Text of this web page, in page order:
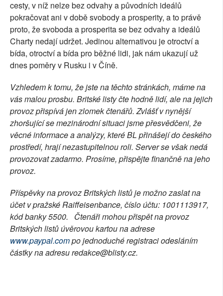
cesty, v níž nelze bez odvahy a původních ideálů
pokračovat ani v době svobody a prosperity, a to právě
proto, že svoboda a prosperita se bez odvahy a ideálů
Charty nedají udržet. Jedinou alternativou je otroctví a
bída, otroctví a bída pro běžné lidi, jak nám ukazují už
dnes poměry v Rusku i v Číně.
Vzhledem k tomu, že jste na těchto stránkách, máme na
vás malou prosbu. Britské listy čte hodně lidí, ale na jejich
provoz přispívá jen zlomek čtenářů. Zvlášť v nynější
zhoršující se mezinárodní situaci jsme přesvědčeni, že
věcné informace a analýzy, které BL přinášejí do českého
prostředí, hrají nezastupitelnou roli. Server se však nedá
provozovat zadarmo. Prosíme, přispějte finančně na jeho
provoz.
Příspěvky na provoz Britských listů je možno zaslat na
účet v pražské Raiffeisenbance, číslo účtu: 1001113917,
kód banky 5500. Čtenáři mohou přispět na provoz
Britských listů úvěrovou kartou na adrese
www.paypal.compo jednoduché registraci odesláním
částky na adresu redakce@blisty.cz.